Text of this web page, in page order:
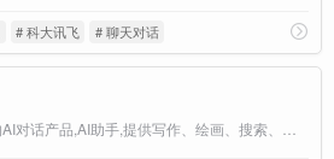
# 科大讯飞 # 聊天对话